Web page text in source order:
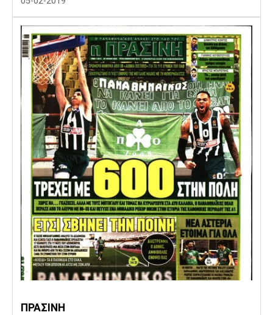
Λίβερπουλ
Σίτι
Ίντερ Μίλαν Μπάγερν
Μπορούσια
Ντόρτμουντ
Παρί Σεν
Ζερμέν
Μαρσέιγ
Μονακό
Ερυθρός
Αστέρας
Τότεναμ
ΠΡΑΣΙΝΗ